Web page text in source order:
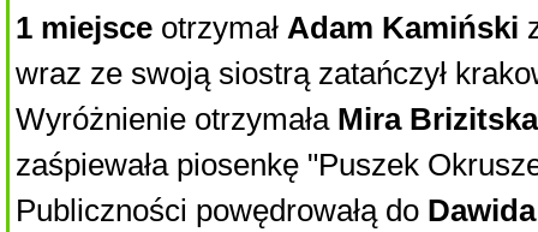
1 miejsce otrzymał Adam Kamiński
wraz ze swoją siostrą zatańczył
Wyróżnienie otrzymała Mira Brizitska
zaśpiewała piosenkę "Puszek
Publiczności powędrowałą do